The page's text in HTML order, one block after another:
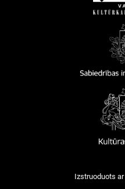
Izstruoduots ar